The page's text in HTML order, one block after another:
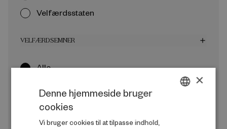
Velfærdsstaten
VELFÆRDSEMNER add
Alle
Familie og sociale forhold
Produktivitet og velstand
×
Denne hjemmeside bruger
cookies
Vi bruger cookies til at tilpasse indhold,